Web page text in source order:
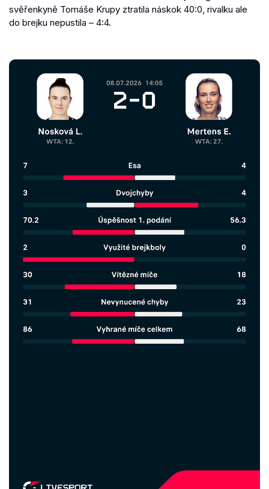
svěřenkyně Tomáše Krupy ztratila náskok 40:0, rivalku ale
do brejku nepustila – 4:4.